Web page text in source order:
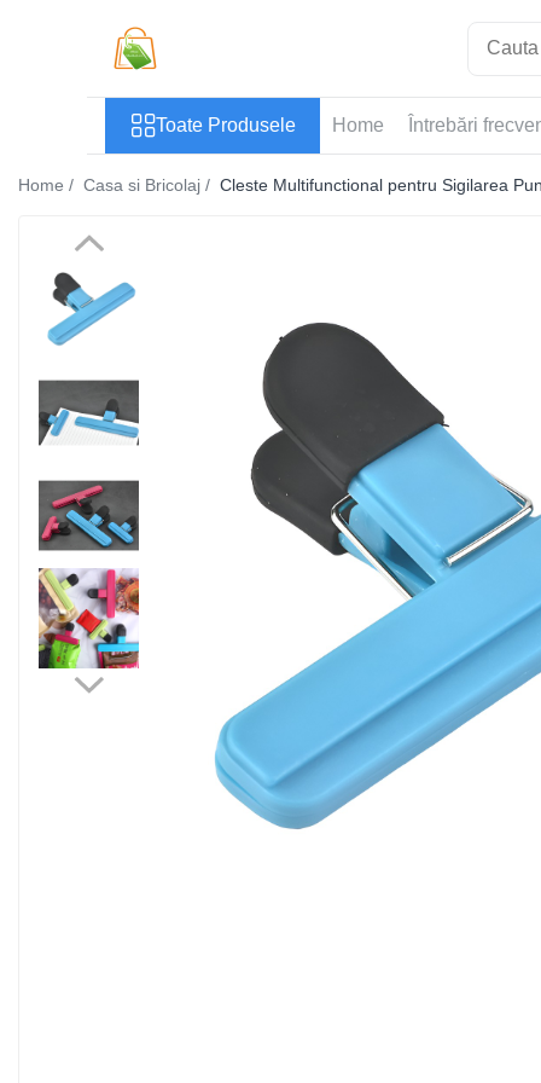
Casa si Bricolaj
Articole pentru Animale
Articole pentru baie
Articole pentru Bucatarie
Accesorii Bucătărie
Dozatoare Condimente
Genti Termoizolante Mancare
Organizatoare si Depozitare
Organizatoare si Depozitare
Bucatarie
Pahare, Sticle si Cani
Ustensile pentru Bucătărie
Ustensile pentru Bucătărie
Veselă pentru Masă
Articole pentru Casa si Curatenie
Toate Produsele Home Întrebări
Home / Casa si Bricolaj / Cleste Multifunctional pentru Sigilarea